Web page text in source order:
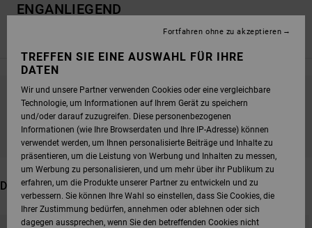
ENGANLIEGEND
BLEIB DABEI, DIE PRODUKTE SIND BALD
WIEDER DA
DAS KÖNNTE DIR AUCH GEFALLEN
DIREKT
ÜBERSPRINGEN
TREFFEN SIE EINE AUSWAHL FÜR IHRE
DATEN
Wir und unsere Partner verwenden Cookies oder eine vergleichbare
Technologie, um Informationen auf Ihrem Gerät zu speichern
und/oder darauf zuzugreifen. Diese personenbezogenen
Informationen (wie Ihre Browserdaten und Ihre IP-Adresse) können
verwendet werden, um Ihnen personalisierte Beiträge und Inhalte zu
präsentieren, um die Leistung von Werbung und Inhalten zu messen,
um Werbung zu personalisieren, und um mehr über ihr Publikum zu
erfahren, um die Produkte unserer Partner zu entwickeln und zu
verbessern. Sie können Ihre Wahl so einstellen, dass Sie Cookies, die
Ihrer Zustimmung bedürfen, annehmen oder ablehnen oder sich
dagegen aussprechen, wenn Sie den betreffenden Cookies nicht
Fortfahren ohne zu akzeptieren